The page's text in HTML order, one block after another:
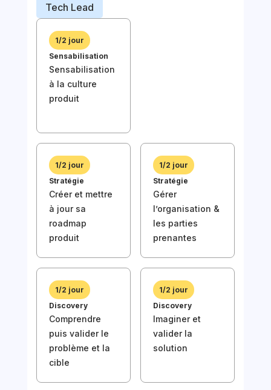
Tech Lead
Sensabilisation
1/2 jour
Sensabilisation
à la culture
produit
Stratégie
1/2 jour
Créer et mettre
à jour sa
roadmap
produit
Stratégie
1/2 jour
Gérer
l’organisation &
les parties
prenantes
Discovery
1/2 jour
Comprendre
puis valider le
problème et la
cible
Discovery
1/2 jour
Imaginer et
valider la
solution